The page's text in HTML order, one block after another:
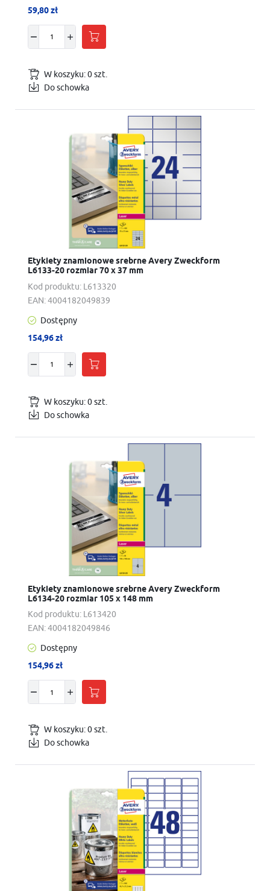
59,80 zł
W koszyku:0szt.
Do schowka
Kod produktu: L613320
Etykiety znamionowe srebrne Avery Zweckform
L6133-20 rozmiar 70 x 37 mm
EAN:4004182049839
Dostępny
154,96 zł
W koszyku:0szt.
Do schowka
Kod produktu: L613420
Etykiety znamionowe srebrne Avery Zweckform
L6134-20 rozmiar 105 x 148 mm
EAN:4004182049846
Dostępny
154,96 zł
W koszyku:0szt.
Do schowka